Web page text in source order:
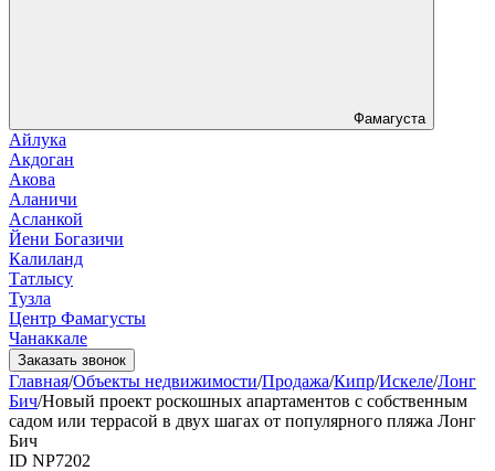
Фамагуста
Айлука
Акдоган
Акова
Аланичи
Асланкой
Йени Богазичи
Калиланд
Татлысу
Тузла
Центр Фамагусты
Чанаккале
Заказать звонок
Главная/Объекты недвижимости/Продажа/Кипр/Искеле/Лонг
Бич/Новый проект роскошных апартаментов с собственным
садом или террасой в двух шагах от популярного пляжа Лонг
Бич
ID NP7202